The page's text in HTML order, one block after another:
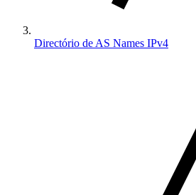
Directório de AS Names IPv4